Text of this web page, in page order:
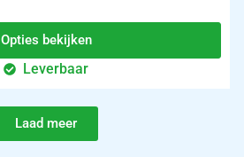
Opties bekijken
Leverbaar
Laad meer